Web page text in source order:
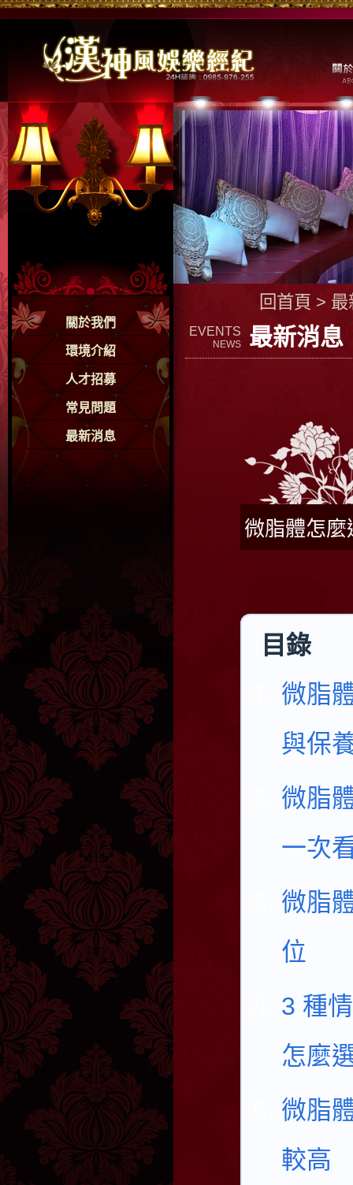
關於我們
環境介紹
人才招募
常見問題
最新消息
回首頁 > 最
EVENTS
NEWS 最新消息
微脂體怎
目錄
微脂
與保
微脂
一次
微脂
位
3 種
怎麼
微脂
較高